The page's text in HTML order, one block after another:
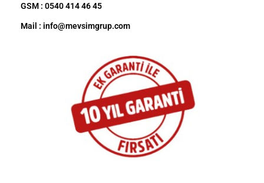
GSM : 0540 414 46 45
Mail : info@mevsimgrup.com